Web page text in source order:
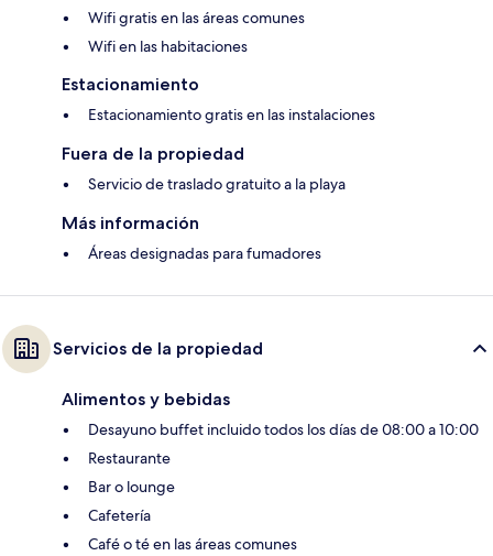
Wifi gratis en las áreas comunes
Wifi en las habitaciones
Estacionamiento
Estacionamiento gratis en las instalaciones
Fuera de la propiedad
Servicio de traslado gratuito a la playa
Más información
Áreas designadas para fumadores
Servicios de la propiedad
Alimentos y bebidas
Desayuno buffet incluido todos los días de 08:00 a 10:00
Restaurante
Bar o lounge
Cafetería
Café o té en las áreas comunes